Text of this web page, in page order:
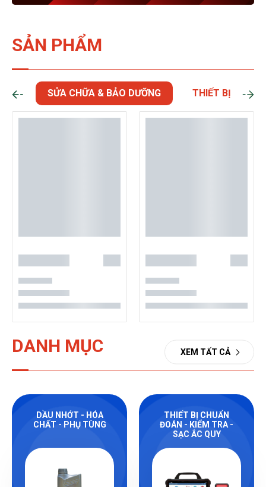
SẢN PHẨM
SỬA CHỮA & BẢO DƯỠNG THIẾT BỊ CÂN
DANH MỤC XEM TẤT CẢ
DẦU NHỚT - HÓA
CHẤT - PHỤ TÙNG
THIẾT BỊ CHUẨN
ĐOÁN - KIỂM TRA -
SẠC ẮC QUY